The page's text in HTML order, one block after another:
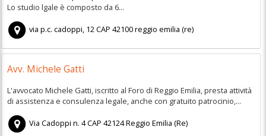
Lo studio lgale è composto da 6...
via p.c. cadoppi, 12CAP42100reggio emilia (re)
Avv. Michele Gatti
L'avvocato Michele Gatti, iscritto al Foro di Reggio Emilia, presta attività
di assistenza e consulenza legale, anche con gratuito patrocinio,...
Via Cadoppi n. 4CAP42124Reggio Emilia (Re)